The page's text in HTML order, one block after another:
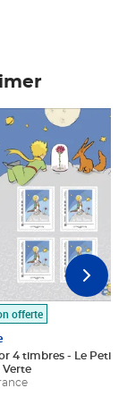
offerte
4 timbres - Le Petit
Verte